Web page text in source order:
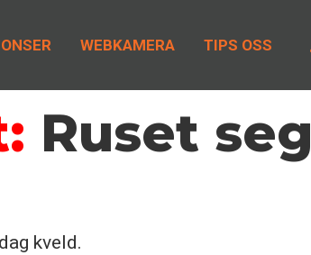
WEBKAMERA TIPS OSS
Ruset seg
kveld.